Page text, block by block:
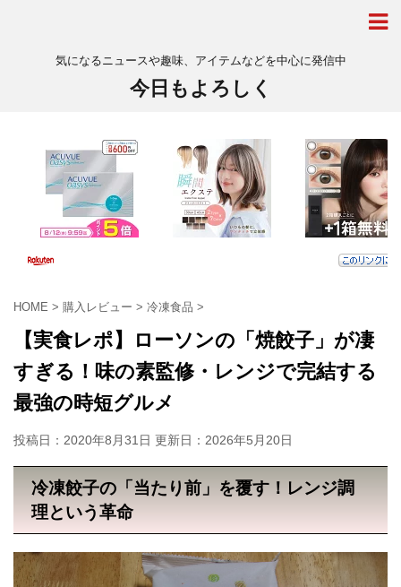
気になるニュースや趣味、アイテムなどを中心に発信中
今日もよろしく
HOME > 購入レビュー > 冷凍食品 >
【実食レポ】ローソンの「焼餃子」が凄
すぎる！味の素監修・レンジで完結する
最強の時短グルメ
投稿日：2020年8月31日 更新日： 2026年5月20日
冷凍餃子の「当たり前」を覆す！レンジ調
理という革命